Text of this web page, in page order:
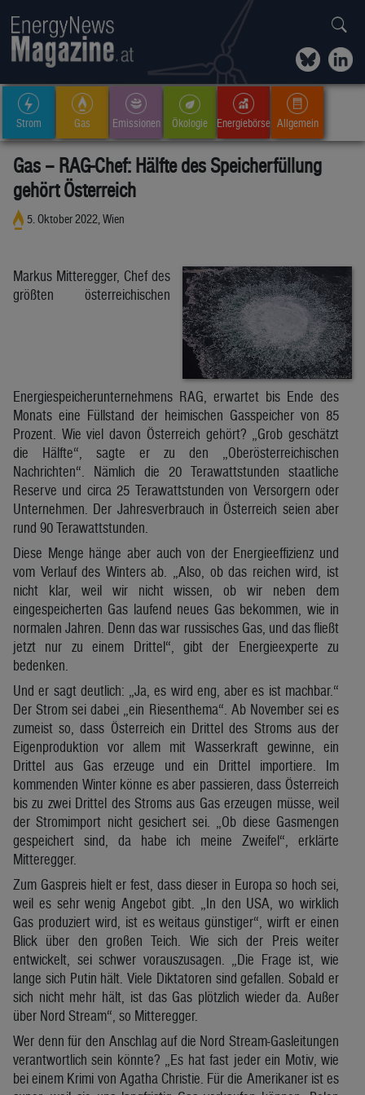
Strom Gas Emissionen Ökologie Energiebörse Allgemein
Gas – RAG-Chef: Hälfte des Speicherfüllung
gehört Österreich
5. Oktober 2022, Wien
Markus Mitteregger, Chef des
größten österreichischen
Energiespeicherunternehmens RAG, erwartet bis Ende des
Monats eine Füllstand der heimischen Gasspeicher von 85
Prozent. Wie viel davon Österreich gehört? „Grob geschätzt
die Hälfte“, sagte er zu den „Oberösterreichischen
Nachrichten“. Nämlich die 20 Terawattstunden staatliche
Reserve und circa 25 Terawattstunden von Versorgern oder
Unternehmen. Der Jahresverbrauch in Österreich seien aber
rund 90 Terawattstunden.
Diese Menge hänge aber auch von der Energieeffizienz und
vom Verlauf des Winters ab. „Also, ob das reichen wird, ist
nicht klar, weil wir nicht wissen, ob wir neben dem
eingespeicherten Gas laufend neues Gas bekommen, wie in
normalen Jahren. Denn das war russisches Gas, und das fließt
jetzt nur zu einem Drittel“, gibt der Energieexperte zu
bedenken.
Und er sagt deutlich: „Ja, es wird eng, aber es ist machbar.“
Der Strom sei dabei „ein Riesenthema“. Ab November sei es
zumeist so, dass Österreich ein Drittel des Stroms aus der
Eigenproduktion vor allem mit Wasserkraft gewinne, ein
Drittel aus Gas erzeuge und ein Drittel importiere. Im
kommenden Winter könne es aber passieren, dass Österreich
bis zu zwei Drittel des Stroms aus Gas erzeugen müsse, weil
der Stromimport nicht gesichert sei. „Ob diese Gasmengen
gespeichert sind, da habe ich meine Zweifel“, erklärte
Mitteregger.
Zum Gaspreis hielt er fest, dass dieser in Europa so hoch sei,
weil es sehr wenig Angebot gibt. „In den USA, wo wirklich
Gas produziert wird, ist es weitaus günstiger“, wirft er einen
Blick über den großen Teich. Wie sich der Preis weiter
entwickelt, sei schwer vorauszusagen. „Die Frage ist, wie
lange sich Putin hält. Viele Diktatoren sind gefallen. Sobald er
sich nicht mehr hält, ist das Gas plötzlich wieder da. Außer
über Nord Stream“, so Mitteregger.
Wer denn für den Anschlag auf die Nord Stream-Gasleitungen
verantwortlich sein könnte? „Es hat fast jeder ein Motiv, wie
bei einem Krimi von Agatha Christie. Für die Amerikaner ist es